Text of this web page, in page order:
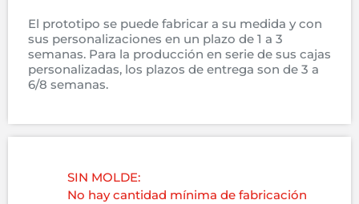
El prototipo se puede fabricar a su medida y con
sus personalizaciones en un plazo de 1 a 3
semanas. Para la producción en serie de sus cajas
personalizadas, los plazos de entrega son de 3 a
6/8 semanas.
SIN MOLDE:
No hay cantidad mínima de fabricación